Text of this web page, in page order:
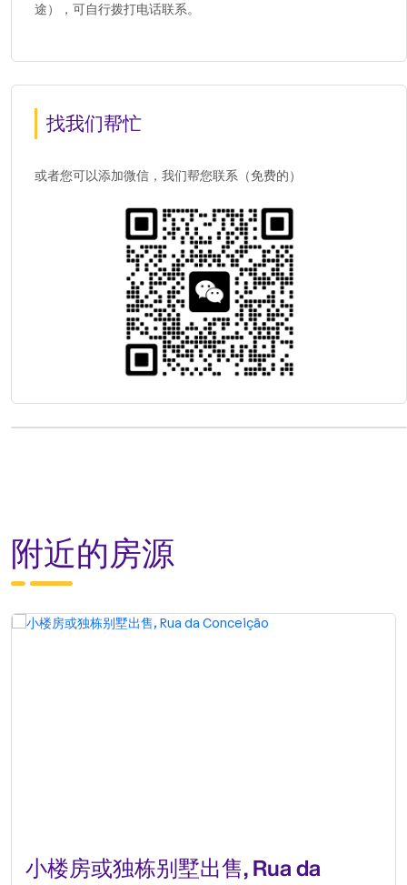
途），可自行拨打电话联系。
找我们帮忙
或者您可以添加微信，我们帮您联系（免费的）
附近的房源
小楼房或独栋别墅出售, Rua da